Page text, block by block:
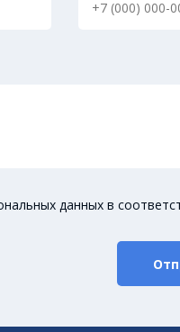
данных в